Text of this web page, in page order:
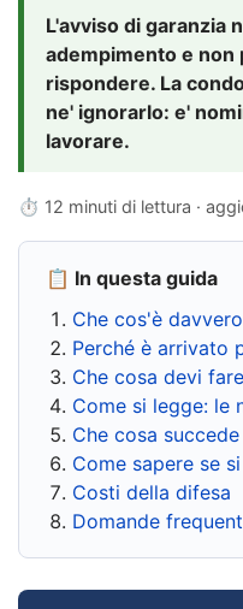
L'avviso di garanzia
adempimento e
rispondere. La
ne' ignorarlo: e'
lavorare.
⏱ 12 minuti di lettura ·
📋 In questa guida
Che cos'è
Perché è arrivato
Che cosa devi
Come si legge: le
Che cosa
Come sapere se
Costi della difesa
Domande